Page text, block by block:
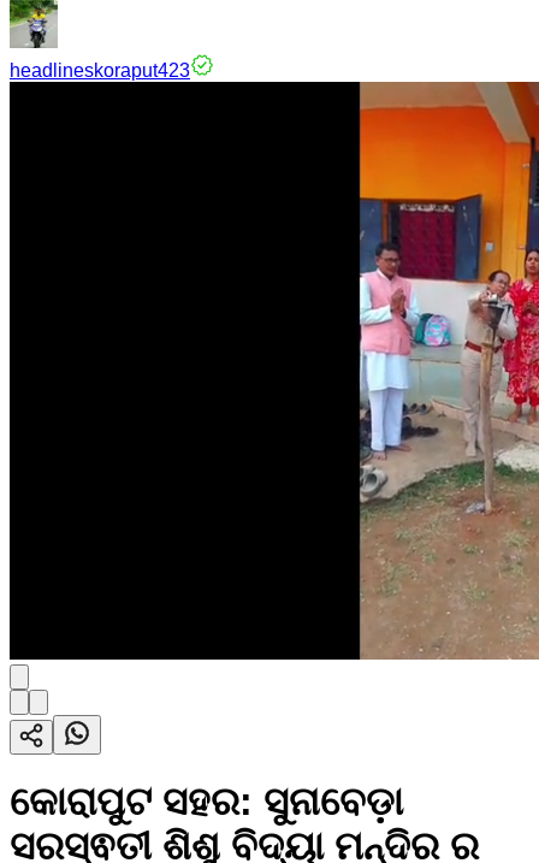
headlineskoraput423
କୋରାପୁଟ ସହର: ସୁନାବେଡ଼ା
ସରସ୍ଵତୀ ଶିଶୁ ବିଦ୍ୟା ମନ୍ଦିର ର